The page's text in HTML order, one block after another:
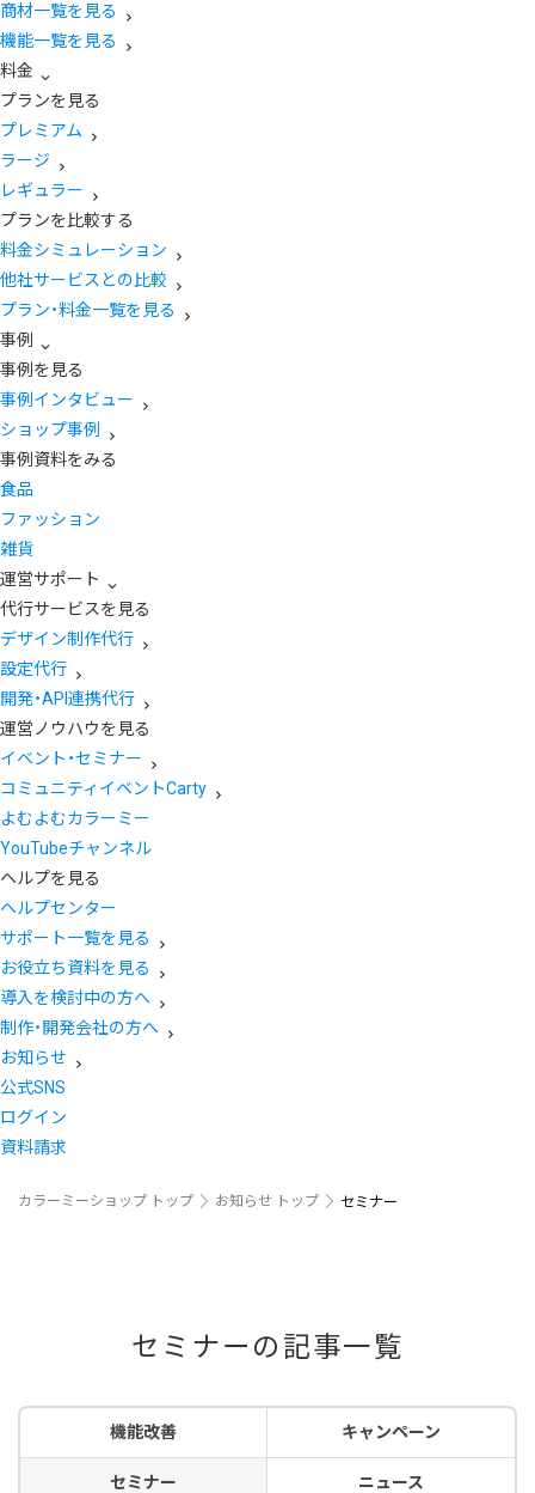
商材一覧を見る
機能一覧を見る
料金
プランを見る
プレミアム
ラージ
レギュラー
プランを比較する
料金シミュレーション
他社サービスとの比較
プラン・料金一覧を見る
事例
事例を見る
事例インタビュー
ショップ事例
事例資料をみる
食品
ファッション
雑貨
運営サポート
代行サービスを見る
デザイン制作代行
設定代行
開発・API連携代行
運営ノウハウを見る
イベント・セミナー
コミュニティイベントCarty
よむよむカラーミー
YouTubeチャンネル
ヘルプを見る
ヘルプセンター
サポート一覧を見る
お役立ち資料を見る
導入を検討中の方へ
制作・開発会社の方へ
お知らせ
公式SNS
ログイン
資料請求
カラーミーショップ トップ お知らせ トップ セミナー
セミナーの記事一覧
機能改善 キャンペーン
セミナー ニュース